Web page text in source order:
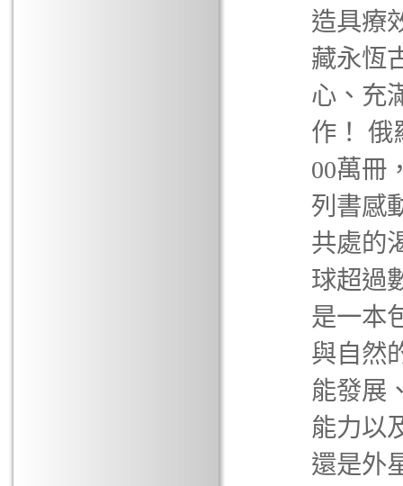
造具療
藏永恆
心、充
作！ 俄
00萬冊
列書感
共處的
球超過
是一本
與自然
能發展
能力以
還是外